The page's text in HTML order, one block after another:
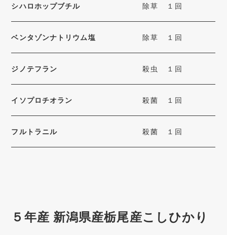
シハロホップブチル 除草 １回
ベンタゾンナトリウム塩 除草 １回
ジノテフラン 殺虫 １回
イソプロチオラン 殺菌 １回
フルトラニル 殺菌 １回
５年産 新潟県産栃尾産こしひかり